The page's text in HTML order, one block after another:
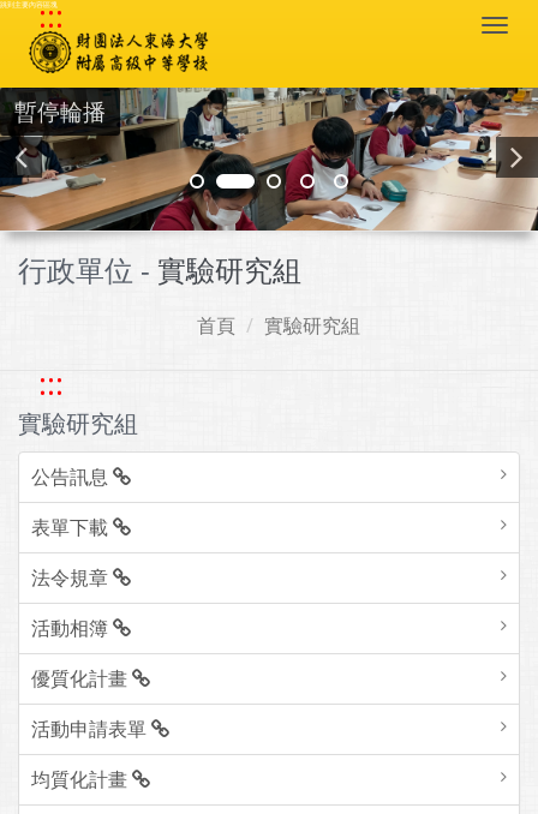
跳到主要內容區塊
:::
暫停輪播
行政單位 - 實驗研究組
首頁 實驗研究組
:::
實驗研究組
公告訊息
表單下載
法令規章
活動相簿
優質化計畫
活動申請表單
均質化計畫